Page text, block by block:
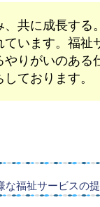
、共に成長す
ています。福祉
やりがいのある
ております。
福祉サービスの